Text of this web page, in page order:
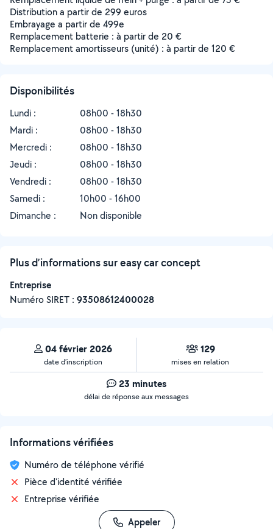
Distribution a partir de 299 euros
Embrayage a partir de 499e
Remplacement batterie : à partir de 20 €
Remplacement amortisseurs (unité) : à partir de 120 €
Disponibilités
Lundi :
08h00 - 18h30
Mardi :
08h00 - 18h30
Mercredi :
08h00 - 18h30
Jeudi :
08h00 - 18h30
Vendredi :
08h00 - 18h30
Samedi :
10h00 - 16h00
Dimanche :
Non disponible
Plus d’informations sur easy car concept
Entreprise
Numéro SIRET : ‍93508612400028
04 février 2026
date d’inscription
129
mises en relation
23 minutes
délai de réponse aux messages
Informations vérifiées
Numéro de téléphone vérifié
Pièce d'identité vérifiée
Entreprise vérifiée
Appeler